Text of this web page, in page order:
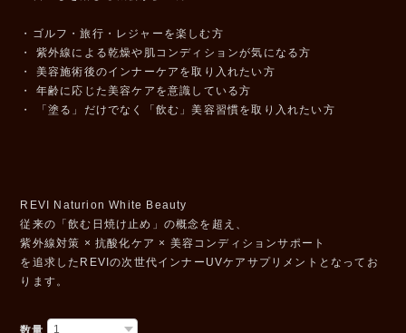
・ゴルフ・旅行・レジャーを楽しむ方
・ 紫外線による乾燥や肌コンディションが気になる方
・ 美容施術後のインナーケアを取り入れたい方
・ 年齢に応じた美容ケアを意識している方
・ 「塗る」だけでなく「飲む」美容習慣を取り入れたい方
REVI Naturion White Beauty
従来の「飲む日焼け止め」の概念を超え、
紫外線対策 × 抗酸化ケア × 美容コンディションサポート
を追求したREVIの次世代インナーUVケアサプリメントとなってお
ります。
数量